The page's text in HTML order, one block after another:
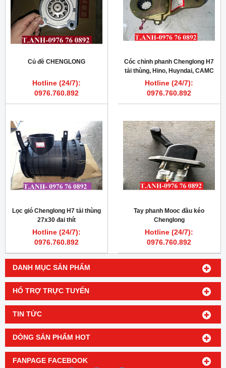
DANH MỤC SẢN PHẨM
HỔ TRỢ TRỰC TUYẾN
TIN TỨC
DÒNG SẢN PHẨM HOT
FANPAGE FACEBOOK
Củ đề CHENGLONG
Hotline (24/7):
0976.760.892
Cóc chỉnh phanh Chenglong H7
tải thùng, Hino, Huyndai, CAMC
Hotline (24/7):
0976.760.892
Lọc gió Chenglong H7 tải thùng
27x30 đai thít
Hotline (24/7):
0976.760.892
Tay phanh Mooc đầu kéo
Chenglong
Hotline (24/7):
0976.760.892